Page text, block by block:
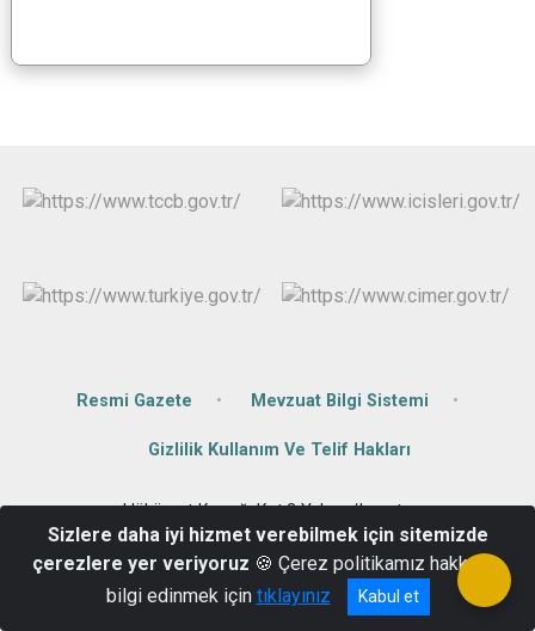
Resmi Gazete Mevzuat Bilgi Sistemi
Gizlilik Kullanım Ve Telif Hakları
Hükümet Konağı Kat:2 Yalvaç/Isparta
0246 441 50 40
Sizlere daha iyi hizmet verebilmek için sitemizde
çerezlere yer veriyoruz 🍪 Çerez politikamız hakkında
bilgi edinmek için tıklayınız Kabul et